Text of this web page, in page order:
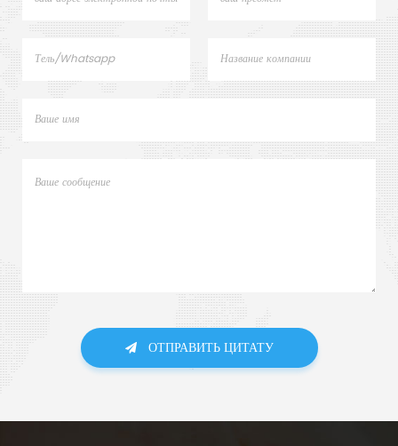
ОТПРАВИТЬ ЦИТАТУ